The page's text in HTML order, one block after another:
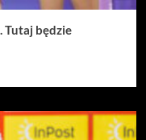
Tutaj będzie